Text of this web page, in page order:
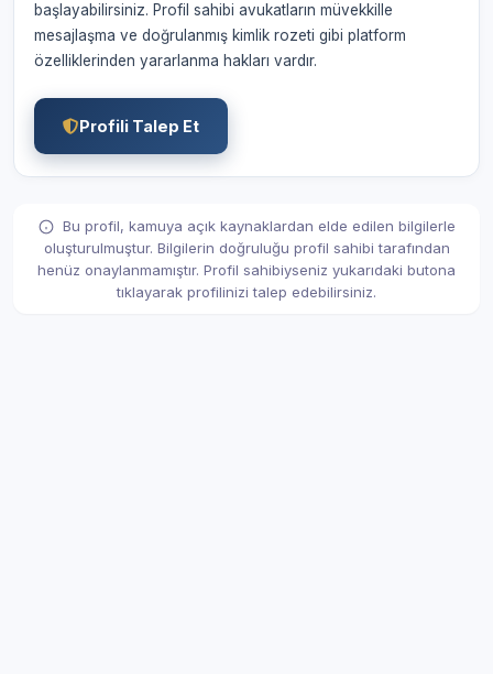
başlayabilirsiniz. Profil sahibi avukatların müvekkille
mesajlaşma ve doğrulanmış kimlik rozeti gibi platform
özelliklerinden yararlanma hakları vardır.
Profili Talep Et
Bu profil, kamuya açık kaynaklardan elde edilen bilgilerle
oluşturulmuştur. Bilgilerin doğruluğu profil sahibi tarafından
henüz onaylanmamıştır. Profil sahibiyseniz yukarıdaki butona
tıklayarak profilinizi talep edebilirsiniz.